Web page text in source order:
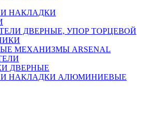
И НАКЛАДКИ
ДВЕРНЫЕ, УПОР ТОРЦЕВОЙ
МЕХАНИЗМЫ ARSENAL
ДВЕРНЫЕ
И НАКЛАДКИ АЛЮМИНИЕВЫЕ